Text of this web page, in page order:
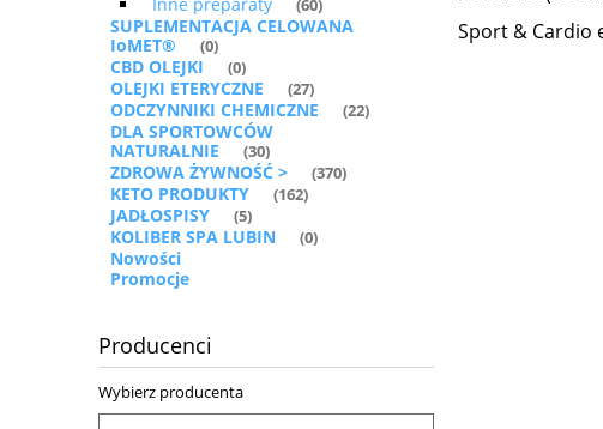
Inne preparaty (60)
SUPLEMENTACJA CELOWANA
IoMET®
(0)
CBD OLEJKI (0)
OLEJKI ETERYCZNE (27)
ODCZYNNIKI CHEMICZNE (22)
DLA SPORTOWCÓW
NATURALNIE
(30)
ZDROWA ŻYWNOŚĆ > (370)
KETO PRODUKTY (162)
JADŁOSPISY (5)
KOLIBER SPA LUBIN (0)
Nowości
Promocje
Producenci
Wybierz producenta
Sport & Cardio